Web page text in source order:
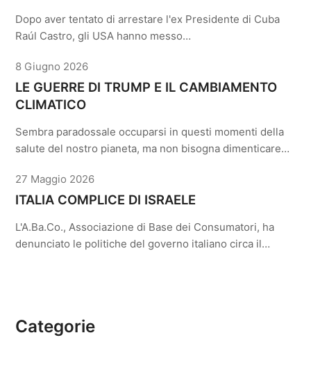
Dopo aver tentato di arrestare l'ex Presidente di Cuba
Raúl Castro, gli USA hanno messo…
8 Giugno 2026
LE GUERRE DI TRUMP E IL CAMBIAMENTO
CLIMATICO
Sembra paradossale occuparsi in questi momenti della
salute del nostro pianeta, ma non bisogna dimenticare…
27 Maggio 2026
ITALIA COMPLICE DI ISRAELE
L'A.Ba.Co., Associazione di Base dei Consumatori, ha
denunciato le politiche del governo italiano circa il…
Categorie